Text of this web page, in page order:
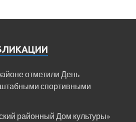
отметили День
спортивными
районный Дом культуры»